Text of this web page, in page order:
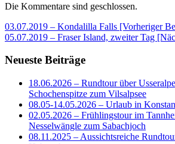
Die Kommentare sind geschlossen.
Beitragsnavigation
03.07.2019 – Kondalilla Falls [Vorheriger
05.07.2019 – Fraser Island, zweiter Tag
Neueste Beiträge
18.06.2026 – Rundtour über
Schochenspitze zum Vilsalpsee
08.05-14.05.2026 – Urlaub in
02.05.2026 – Frühlingstour im
Nesselwängle zum Sabachjoch
08.11.2025 – Aussichtsreiche